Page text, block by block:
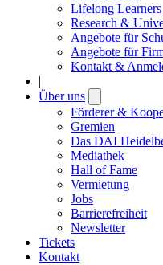
Lifelong Learners
Research &
Angebote für
Angebote für
Kontakt &
|
Über uns
submenu
Förderer &
Gremien
Das DAI
Mediathek
Hall of Fame
Vermietung
Jobs
Barrierefreiheit
Newsletter
Tickets
Kontakt